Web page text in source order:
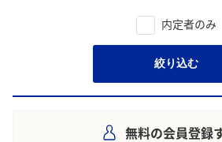
内定者のみ
絞り込む
無料の会員登録